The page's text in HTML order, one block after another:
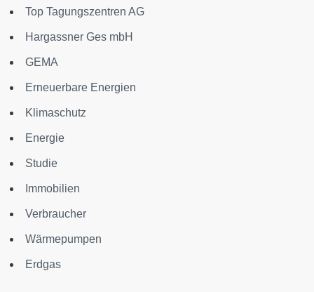
Top Tagungszentren AG
Hargassner Ges mbH
GEMA
Erneuerbare Energien
Klimaschutz
Energie
Studie
Immobilien
Verbraucher
Wärmepumpen
Erdgas